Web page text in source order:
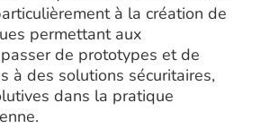
à la création de
permettant aux
de prototypes et de
à des solutions sécuritaires,
dans la pratique